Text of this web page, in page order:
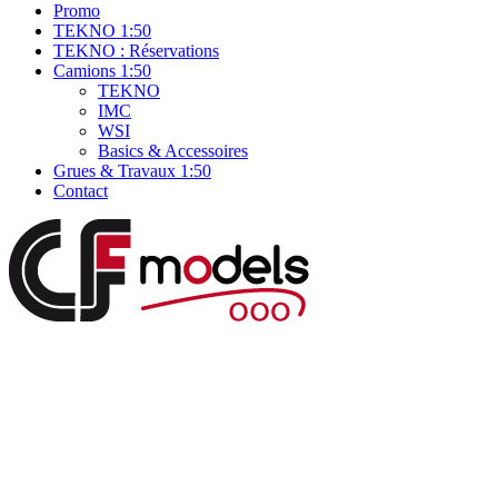
Promo
TEKNO 1:50
TEKNO : Réservations
Camions 1:50
TEKNO
IMC
WSI
Basics & Accessoires
Grues & Travaux 1:50
Contact